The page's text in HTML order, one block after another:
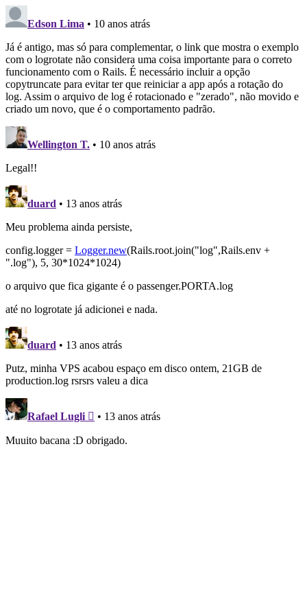
Edson Lima • 10 anos atrás
Já é antigo, mas só para complementar, o link que mostra o exemplo
com o logrotate não considera uma coisa importante para o correto
funcionamento com o Rails. É necessário incluir a opção
copytruncate para evitar ter que reiniciar a app após a rotação do
log. Assim o arquivo de log é rotacionado e "zerado", não movido e
criado um novo, que é o comportamento padrão.
Wellington T. • 10 anos atrás
Legal!!
duard • 13 anos atrás
Meu problema ainda persiste,
config.logger = Logger.new(Rails.root.join("log",Rails.env +
".log"), 5, 30*1024*1024)
o arquivo que fica gigante é o passenger.PORTA.log
até no logrotate já adicionei e nada.
duard • 13 anos atrás
Putz, minha VPS acabou espaço em disco ontem, 21GB de
production.log rsrsrs valeu a dica
Rafael Lugli  • 13 anos atrás
Muuito bacana :D obrigado.